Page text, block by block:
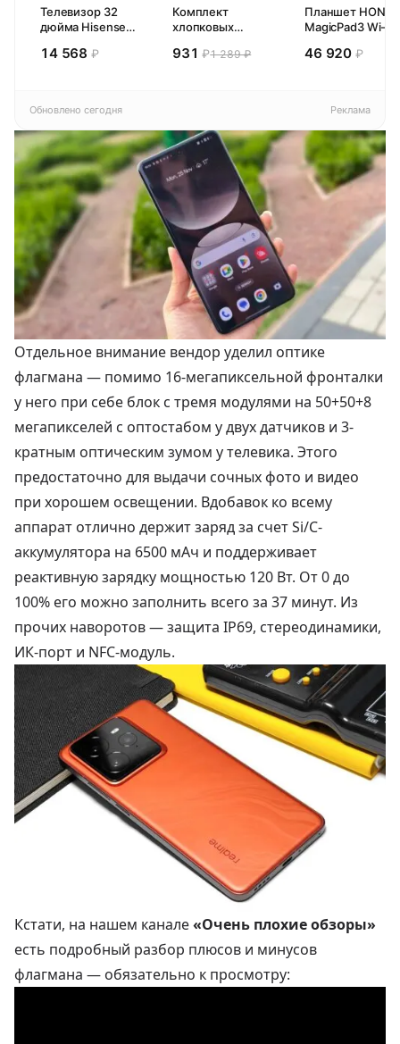
Телевизор 32
дюйма Hisense
Смарт ТВ HD
14 568 ₽
Комплект
хлопковых
полотенец 4 шт,
931₽1 289 ₽
Планшет
MagicPad3 Wi-Fi,
Snapdragon 8,
46 920 ₽
Обновлено сегодня Реклама
Отдельное внимание вендор уделил оптике
флагмана — помимо 16-мегапиксельной фронталки
у него при себе блок с тремя модулями на 50+50+8
мегапикселей с оптостабом у двух датчиков и 3-
кратным оптическим зумом у телевика. Этого
предостаточно для выдачи сочных фото и видео
при хорошем освещении. Вдобавок ко всему
аппарат отлично держит заряд за счет Si/C-
аккумулятора на 6500 мАч и поддерживает
реактивную зарядку мощностью 120 Вт. От 0 до
100% его можно заполнить всего за 37 минут. Из
прочих наворотов — защита IP69, стереодинамики,
ИК-порт и NFC-модуль.
Кстати, на нашем канале«Очень плохие обзоры»
есть подробный разбор плюсов и минусов
флагмана — обязательно к просмотру: